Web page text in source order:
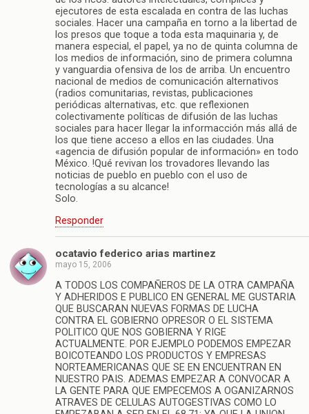
ejecutores de esta escalada en contra de las luchas
sociales. Hacer una campaña en torno a la libertad de
los presos que toque a toda esta maquinaria y, de
manera especial, el papel, ya no de quinta columna de
los medios de información, sino de primera columna
y vanguardia ofensiva de los de arriba. Un encuentro
nacional de medios de comunicación alternativos
(radios comunitarias, revistas, publicaciones
periódicas alternativas, etc. que reflexionen
colectivamente políticas de difusión de las luchas
sociales para hacer llegar la informacción más allá de
los que tiene acceso a ellos en las ciudades. Una
«agencia de difusión popular de información» en todo
México. !Qué revivan los trovadores llevando las
noticias de pueblo en pueblo con el uso de
tecnologías a su alcance!
Solo.
Responder
ocatavio federico arias martinez
mayo 15, 2006
A TODOS LOS COMPAÑEROS DE LA OTRA CAMPAÑA
Y ADHERIDOS E PUBLICO EN GENERAL ME GUSTARIA
QUE BUSCARAN NUEVAS FORMAS DE LUCHA
CONTRA EL GOBIERNO OPRESOR O EL SISTEMA
POLITICO QUE NOS GOBIERNA Y RIGE
ACTUALMENTE. POR EJEMPLO PODEMOS EMPEZAR
BOICOTEANDO LOS PRODUCTOS Y EMPRESAS
NORTEAMERICANAS QUE SE EN ENCUENTRAN EN
NUESTRO PAIS. ADEMAS EMPEZAR A CONVOCAR A
LA GENTE PARA QUE EMPECEMOS A OGANIZARNOS
ATRAVES DE CELULAS AUTOGESTIVAS COMO LO